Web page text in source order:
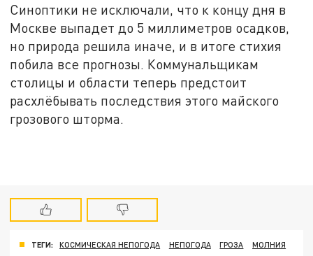
Синоптики не исключали, что к концу дня в
Москве выпадет до 5 миллиметров осадков,
но природа решила иначе, и в итоге стихия
побила все прогнозы. Коммунальщикам
столицы и области теперь предстоит
расхлёбывать последствия этого майского
грозового шторма.
ТЕГИ: КОСМИЧЕСКАЯ НЕПОГОДА НЕПОГОДА ГРОЗА МОЛНИЯ